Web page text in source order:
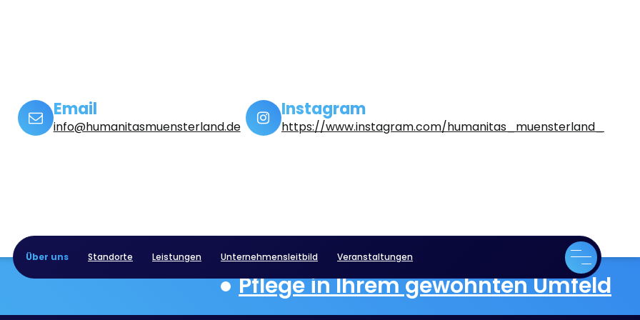
Instagram
https://www.instagram.com/humanitas_muensterland_
Email
info@humanitasmuensterland.de
Über uns Standorte Leistungen Unternehmensleitbild Veranstaltungen
Pflege in Ihrem gewohnten Umfeld